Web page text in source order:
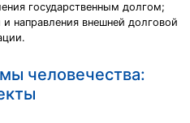
государственным долгом;
направления внешней долговой
человечества: